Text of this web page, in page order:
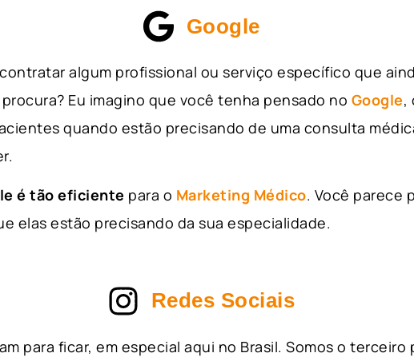
Google
algum profissional ou serviço específico que
Eu imagino que você tenha pensado no Google,
quando estão precisando de uma consulta
é tão eficiente para o Marketing Médico. Você parece
elas estão precisando da sua especialidade.
Redes Sociais
para ficar, em especial aqui no Brasil. Somos o terceiro